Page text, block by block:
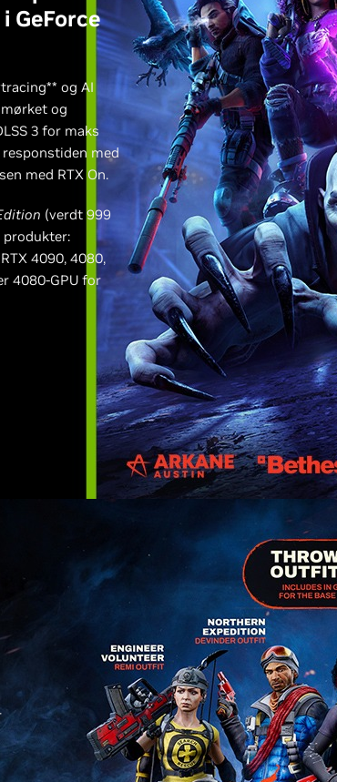
GeForce
og AI
og
3 for maks
med
med RTX On.
(verdt 999
produkter:
4090, 4080,
4080-GPU for